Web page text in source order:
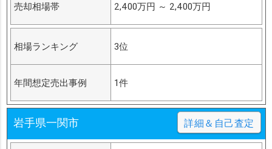
売却相場帯 2,400万円 ～ 2,400万円
相場ランキング 3位
年間想定売出事例 1件
岩手県一関市 詳細＆自己査定